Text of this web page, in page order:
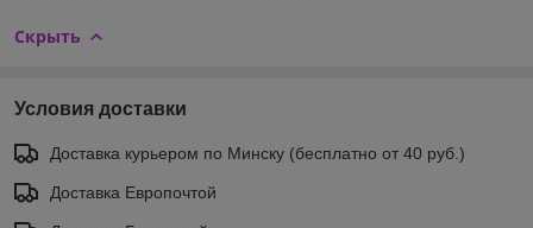
Скрыть
Условия доставки
Доставка курьером по Минску (бесплатно от 40 руб.)
Доставка Европочтой